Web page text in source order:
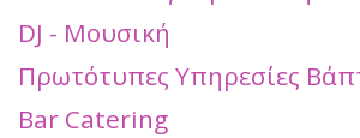
DJ - Μουσική
Πρωτότυπες Υπηρεσίες
Bar Catering